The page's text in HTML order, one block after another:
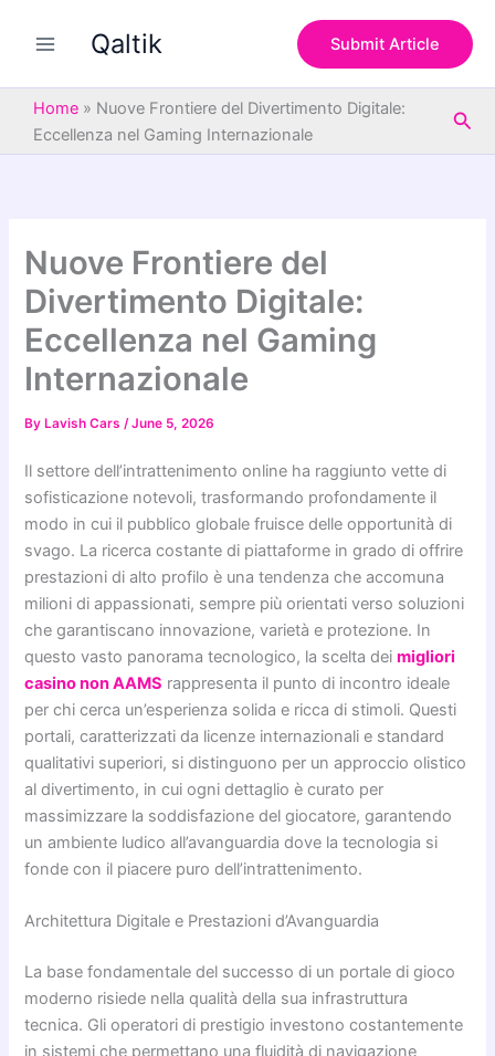
Qaltik Submit Article
Home » Nuove Frontiere del Divertimento Digitale:
Eccellenza nel Gaming Internazionale
Nuove Frontiere del
Divertimento Digitale:
Eccellenza nel Gaming
Internazionale
By Lavish Cars/June 5, 2026
Il settore dell’intrattenimento online ha raggiunto vette di
sofisticazione notevoli, trasformando profondamente il
modo in cui il pubblico globale fruisce delle opportunità di
svago. La ricerca costante di piattaforme in grado di offrire
prestazioni di alto profilo è una tendenza che accomuna
milioni di appassionati, sempre più orientati verso soluzioni
che garantiscano innovazione, varietà e protezione. In
questo vasto panorama tecnologico, la scelta deimigliori
casino non AAMS rappresenta il punto di incontro ideale
per chi cerca un’esperienza solida e ricca di stimoli. Questi
portali, caratterizzati da licenze internazionali e standard
qualitativi superiori, si distinguono per un approccio olistico
al divertimento, in cui ogni dettaglio è curato per
massimizzare la soddisfazione del giocatore, garantendo
un ambiente ludico all’avanguardia dove la tecnologia si
fonde con il piacere puro dell’intrattenimento.
Architettura Digitale e Prestazioni d’Avanguardia
La base fondamentale del successo di un portale di gioco
moderno risiede nella qualità della sua infrastruttura
tecnica. Gli operatori di prestigio investono costantemente
in sistemi che permettano una fluidità di navigazione